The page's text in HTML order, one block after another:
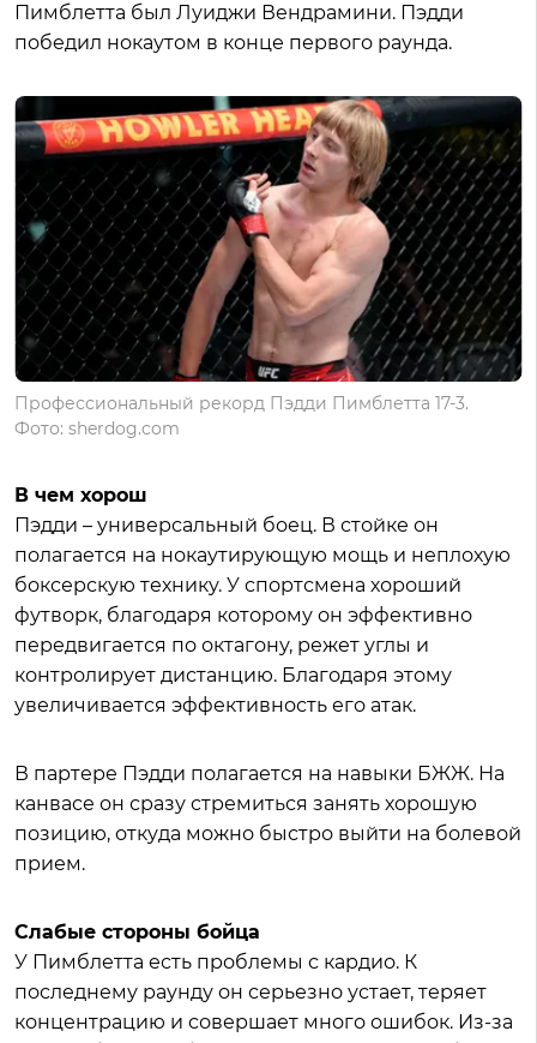
Пимблетта был Луиджи Вендрамини. Пэдди
победил нокаутом в конце первого раунда.
Профессиональный рекорд Пэдди Пимблетта 17-3.
Фото: sherdog.com
В чем хорош
Пэдди – универсальный боец. В стойке он
полагается на нокаутирующую мощь и неплохую
боксерскую технику. У спортсмена хороший
футворк, благодаря которому он эффективно
передвигается по октагону, режет углы и
контролирует дистанцию. Благодаря этому
увеличивается эффективность его атак.
В партере Пэдди полагается на навыки БЖЖ. На
канвасе он сразу стремиться занять хорошую
позицию, откуда можно быстро выйти на болевой
прием.
Слабые стороны бойца
У Пимблетта есть проблемы с кардио. К
последнему раунду он серьезно устает, теряет
концентрацию и совершает много ошибок. Из-за